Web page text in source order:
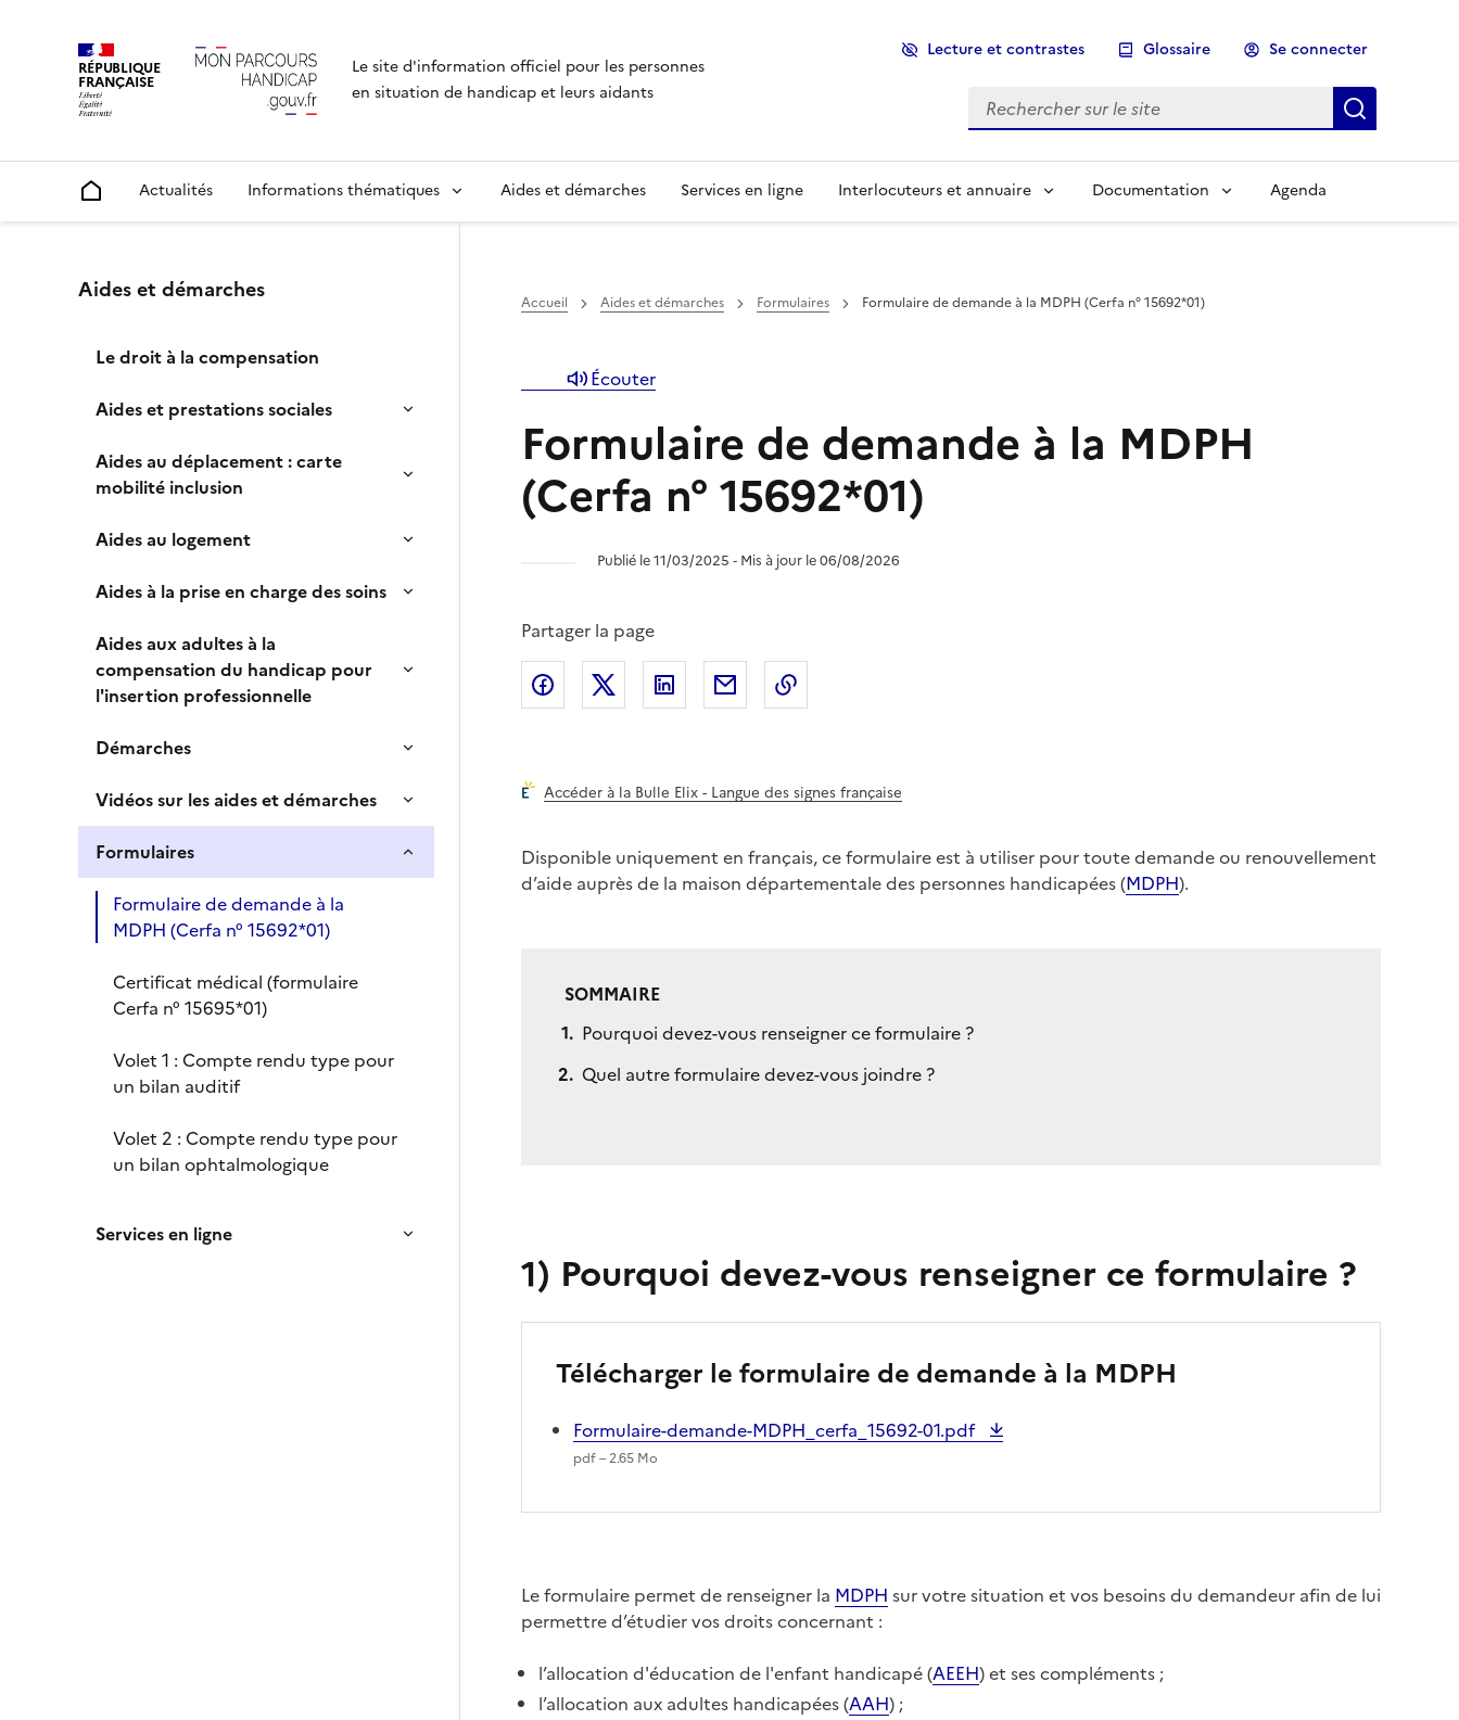
RÉPUBLIQUE
FRANÇAISE
Le site d'information officiel pour les personnes
en situation de handicap et leurs aidants
Lecture et contrastes Glossaire Se connecter
Rechercher sur le site
Accueil Actualités Informations thématiques Aides et démarches Services en ligne Interlocuteurs et annuaire Documentation Agenda
Un menu de navigation vous permettant de naviguer dans la rubrique est affichée ci-dessous, vous pouvez aussi accéder directement au contenu principal en
Aides et démarches
Le droit à la compensation
Aides et prestations sociales
Aides au déplacement : carte
mobilité inclusion
Aides au logement
Aides à la prise en charge des soins
Aides aux adultes à la
compensation du handicap pour
l'insertion professionnelle
Démarches
Vidéos sur les aides et démarches
Formulaires
Formulaire de demande à la
MDPH (Cerfa n° 15692*01)
Certificat médical (formulaire
Cerfa n° 15695*01)
Volet 1 : Compte rendu type pour
un bilan auditif
Volet 2 : Compte rendu type pour
un bilan ophtalmologique
Services en ligne
Accueil Aides et démarches Formulaires Formulaire de demande à la MDPH (Cerfa n° 15692*01)
Écouter
Formulaire de demande à la MDPH
(Cerfa n° 15692*01)
Publié le 11/03/2025 ‐ Mis à jour le 06/08/2026
Partager la page
Partager l'article surFacebook
Partager l'article sur X (anciennement
Partager l'article sur
Partager l'article par courriel
Accéder à la Bulle Elix - Langue des signes française
Disponible uniquement en français, ce formulaire est à utiliser pour toute demande ou renouvellement
d’aide auprès de la maison départementale des personnes handicapées (MDPH).
SOMMAIRE
Pourquoi devez-vous renseigner ce formulaire ?
Quel autre formulaire devez-vous joindre ?
1) Pourquoi devez-vous renseigner ce formulaire ?
Télécharger le formulaire de demande à la MDPH
Formulaire-demande-MDPH_cerfa_15692-01.pdf
pdf – 2.65 Mo
Le formulaire permet de renseigner la MDPH sur votre situation et vos besoins du demandeur afin de lui
permettre d’étudier vos droits concernant :
l’allocation d'éducation de l'enfant handicapé (AEEH) et ses compléments ;
l’allocation aux adultes handicapées (AAH) ;